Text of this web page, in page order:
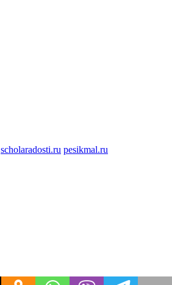
scholaradosti.ru pesikmal.ru